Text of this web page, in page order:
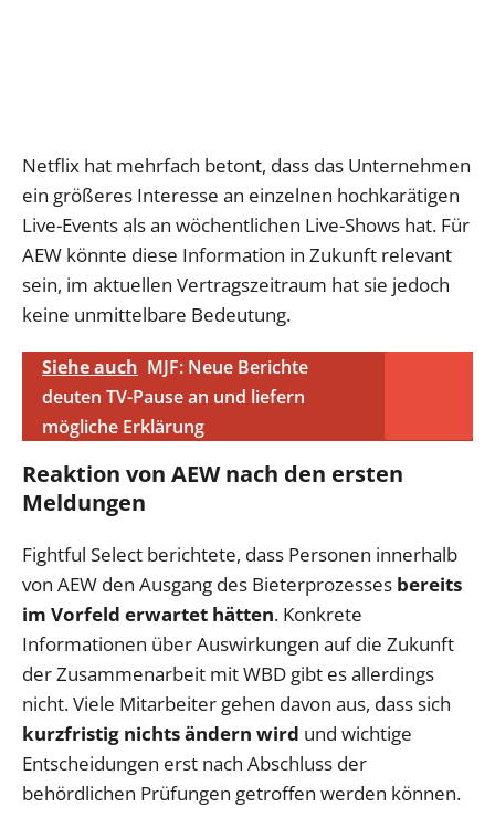
Netflix hat mehrfach betont, dass das Unternehmen
ein größeres Interesse an einzelnen hochkarätigen
Live-Events als an wöchentlichen Live-Shows hat. Für
AEW könnte diese Information in Zukunft relevant
sein, im aktuellen Vertragszeitraum hat sie jedoch
keine unmittelbare Bedeutung.
Siehe auch MJF: Neue Berichte
deuten TV-Pause an und liefern
mögliche Erklärung
Reaktion von AEW nach den ersten
Meldungen
Fightful Select berichtete, dass Personen innerhalb
von AEW den Ausgang des Bieterprozesses bereits
im Vorfeld erwartet hätten. Konkrete
Informationen über Auswirkungen auf die Zukunft
der Zusammenarbeit mit WBD gibt es allerdings
nicht. Viele Mitarbeiter gehen davon aus, dass sich
kurzfristig nichts ändern wird und wichtige
Entscheidungen erst nach Abschluss der
behördlichen Prüfungen getroffen werden können.